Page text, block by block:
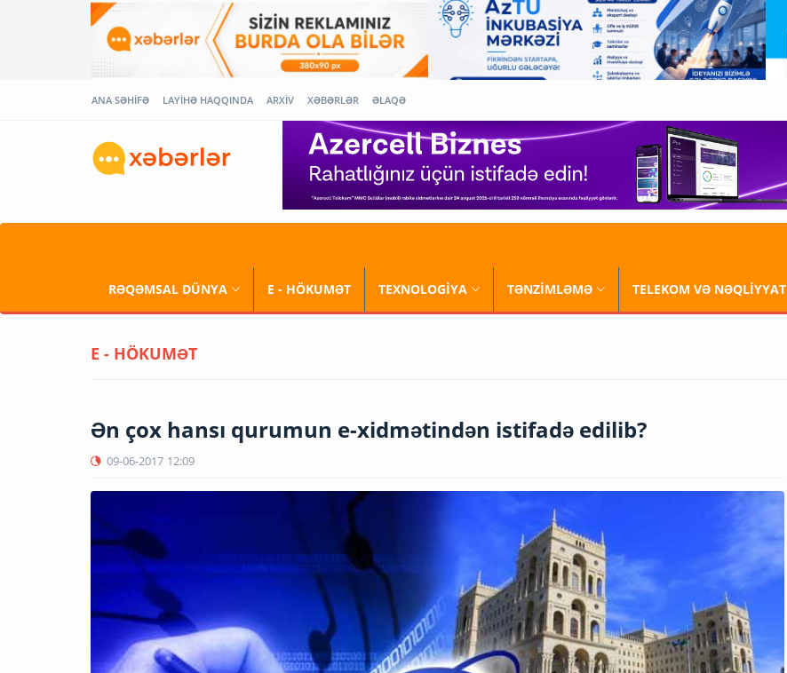
ANA SƏHİFƏ LAYİHƏ HAQQINDA ARXİV XƏBƏRLƏR ƏLAQƏ
RƏQƏMSAL DÜNYA E - HÖKUMƏT TEXNOLOGİYA TƏNZİMLƏMƏ TELEKOM VƏ NƏQLİYYAT
E - HÖKUMƏT
Ən çox hansı qurumun e-xidmətindən istifadə edilib?
09-06-2017 12:09